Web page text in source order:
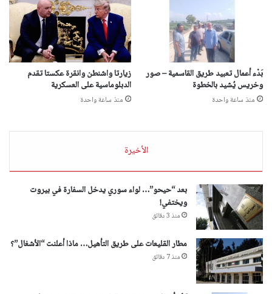
بَدْء أعمال تعبيد طريق القاسمية – صور
وخريس يُشيد بالخطوة
منذ ساعة واحدة
زيارتا واشنطن وانقرة عكستا تقدم
الدبلوماسية على العسكرية
منذ ساعة واحدة
الأخيرة
بعد “حيحو”… لواء سوري يدخل السفارة في بيروت
ويختفي!
منذ 3 دقائق
مطار القليعات على طريق التأهيل… ماذا أعلنت “الأشغال”؟
منذ 7 دقائق